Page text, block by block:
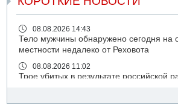
08.08.2026 14:43
Тело мужчины обнаружено сегодня на
местности недалеко от Реховота
08.08.2026 11:02
Трое убитых в результате российской